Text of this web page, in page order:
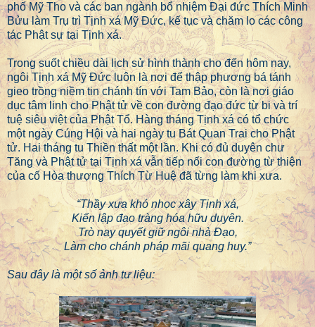
phố Mỹ Tho và các ban ngành bổ nhiệm Đại đức Thích Minh
Bửu làm Trụ trì Tịnh xá Mỹ Đức, kế tục và chăm lo các công
tác Phật sự tại Tịnh xá.
Trong suốt chiều dài lịch sử hình thành cho đến hôm nay,
ngôi Tịnh xá Mỹ Đức luôn là nơi để thập phương bá tánh
gieo trồng niềm tin chánh tín với Tam Bảo, còn là nơi giáo
dục tâm linh cho Phật tử về con đường đạo đức từ bi và trí
tuệ siêu việt của Phật Tổ. Hàng tháng Tịnh xá có tổ chức
một ngày Cúng Hội và hai ngày tu Bát Quan Trai cho Phật
tử. Hai tháng tu Thiền thất một lần. Khi có đủ duyên chư
Tăng và Phật tử tại Tịnh xá vẫn tiếp nối con đường từ thiện
của cố Hòa thượng Thích Từ Huệ đã từng làm khi xưa.
“Thầy xưa khó nhọc xây Tịnh xá,
Kiến lập đạo tràng hóa hữu duyên.
Trò nay quyết giữ ngôi nhà Đạo,
Làm cho chánh pháp mãi quang huy.”
Sau đây là một số ảnh tư liệu: